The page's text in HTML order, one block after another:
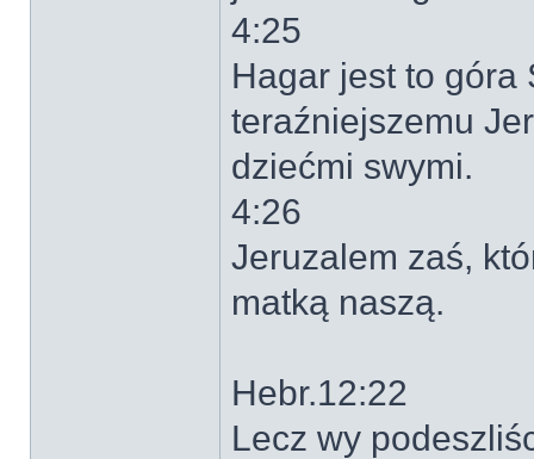
4:25
Hagar jest to góra
teraźniejszemu
dziećmi swymi.
4:26
Jeruzalem zaś,
matką naszą.
Hebr.12:22
Lecz wy